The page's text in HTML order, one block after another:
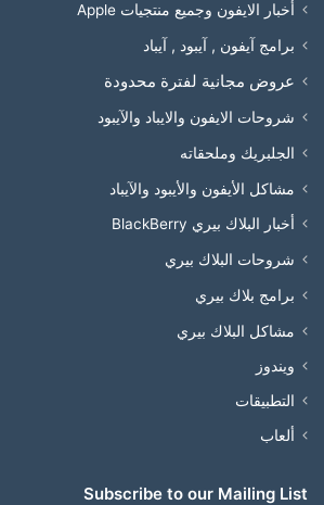
أخبار الايفون وجميع منتجيات Apple
برامج آيفون , آيبود , آيباد
عروض مجانية لفترة محدودة
شروحات الايفون والايباد والآيبود
الجلبريك وملحقاته
مشاكل الأيفون والأيبود والآيباد
أخبار البلاك بيري BlackBerry
شروحات البلاك بيري
برامج بلاك بيري
مشاكل البلاك بيري
ويندوز
التطبيقات
ألعاب
Subscribe to our Mailing List